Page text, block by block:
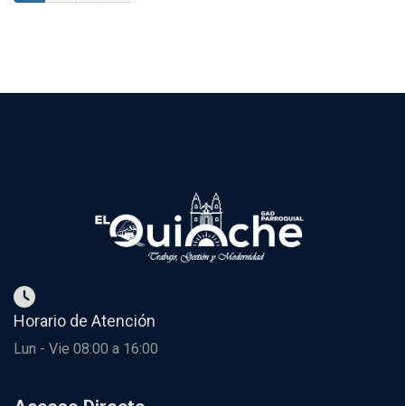
Horario de Atención
Lun - Vie 08:00 a 16:00